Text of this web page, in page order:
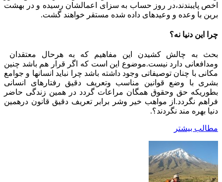
اخص پایبندند،در روز حساب به سزای اعمالشان رسیده و در بهشت
برین با وعده و وعیدهای داده شده مستقر خواهند گشت.
چرا این دنیا نه؟
بحث به چالش کشیدن این مفاهیم که به هرحال معتقدان
ومدافعانی دارد نیست.موضوع این است که اگر قرار هم باشد چنین
مکانی با چنان توصیفاتی وجود داشته باشد چرا نباید انسانها و جوامع
بشری با وضع قوانین مناسب وتعریف دقیق رفتارهای انسانی
بطوریکه حق وحقوق همگان مراعات گردد در همین زندگی حاضر
فراهم نگردد.از مواهب خیر وشر برابر تعریف دقیق قانون درهمین
دنیا بهره مند نگردند؟.
مطالب بیشتر